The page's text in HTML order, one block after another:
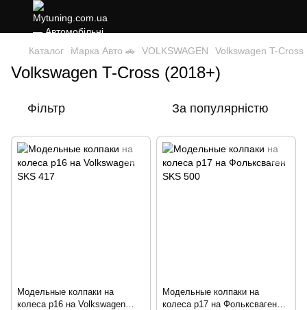
Каталог Марка Авто 🚗 VOLKSWAGEN Volkswagen T-Cross
Volkswagen T-Cross (2018+)
Фільтр За популярністю
Модельные колпаки на
колеса р16 на Volkswagen
Модельные колпаки на
колеса р17 на Фольксваген